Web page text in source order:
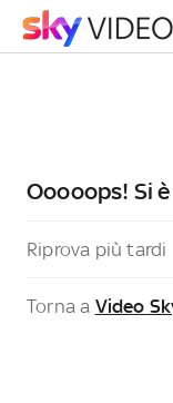
Ooooops! Si
Riprova più tardi
Torna a Video